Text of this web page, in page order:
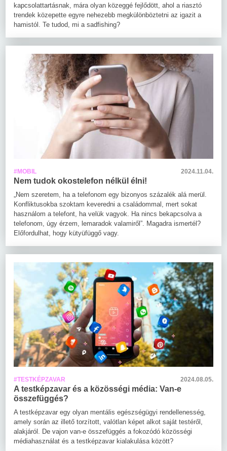
kapcsolattartásnak, mára olyan közeggé fejlődött, ahol a riasztó
trendek közepette egyre nehezebb megkülönböztetni az igazit a
hamistól. Te tudod, mi a sadfishing?
#MOBIL 2024.11.04.
Nem tudok okostelefon nélkül élni!
„Nem szeretem, ha a telefonom egy bizonyos százalék alá merül.
Konfliktusokba szoktam keveredni a családommal, mert sokat
használom a telefont, ha velük vagyok. Ha nincs bekapcsolva a
telefonom, úgy érzem, lemaradok valamiről”. Magadra ismertél?
Előfordulhat, hogy kütyüfüggő vagy.
#TESTKÉPZAVAR 2024.08.05.
A testképzavar és a közösségi média: Van-e
összefüggés?
A testképzavar egy olyan mentális egészségügyi rendellenesség,
amely során az illető torzított, valótlan képet alkot saját testéről,
alakjáról. De vajon van-e összefüggés a fokozódó közösségi
médiahasználat és a testképzavar kialakulása között?